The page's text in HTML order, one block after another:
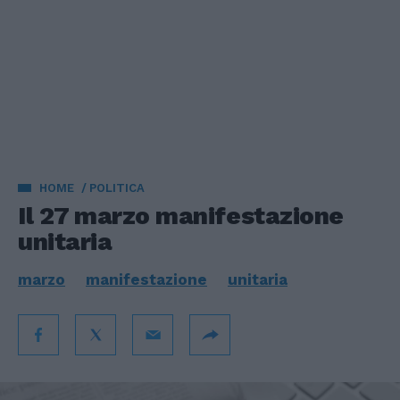
HOME POLITICA
Il 27 marzo manifestazione
unitaria
marzo manifestazione unitaria